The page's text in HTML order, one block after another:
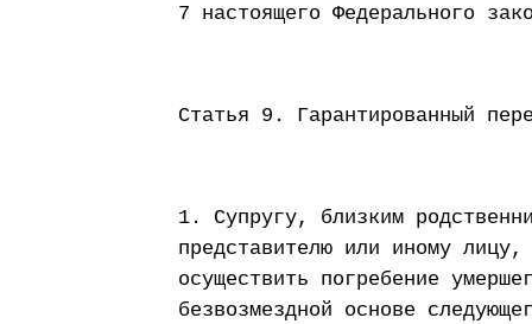
7 настоящего Федерального
Статья 9. Гарантированный
1. Супругу, близким
представителю или иному
осуществить погребение
безвозмездной основе